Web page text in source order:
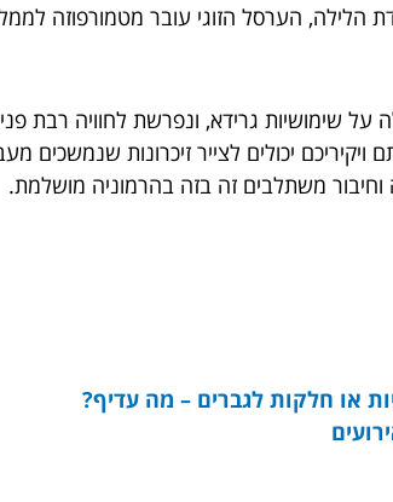
הלילה, הערסל הזוגי עובר מטמורפוזה
שימושיות גרידא, ונפרשת לחוויה רבת
יכולים לצייר זיכרונות
משתלבים זה בזה בהרמוניה מושלמת.
או חלקות לגברים – מה עדיף?